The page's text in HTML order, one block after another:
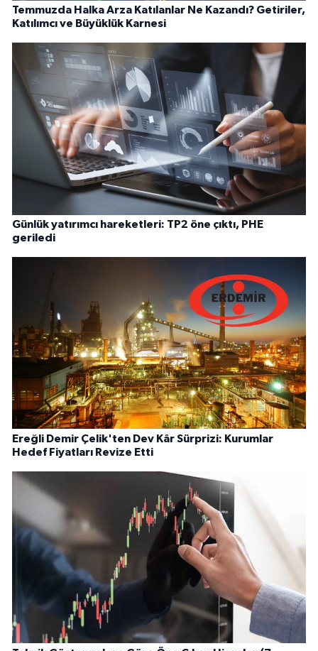
Temmuzda Halka Arza Katılanlar Ne Kazandı? Getiriler,
Katılımcı ve Büyüklük Karnesi
Günlük yatırımcı hareketleri: TP2 öne çıktı, PHE
geriledi
Ereğli Demir Çelik'ten Dev Kâr Sürprizi: Kurumlar
Hedef Fiyatları Revize Etti